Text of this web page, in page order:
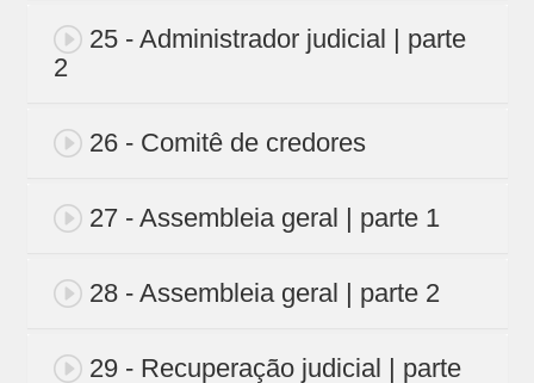
25 - Administrador judicial | parte
2
26 - Comitê de credores
27 - Assembleia geral | parte 1
28 - Assembleia geral | parte 2
29 - Recuperação judicial | parte